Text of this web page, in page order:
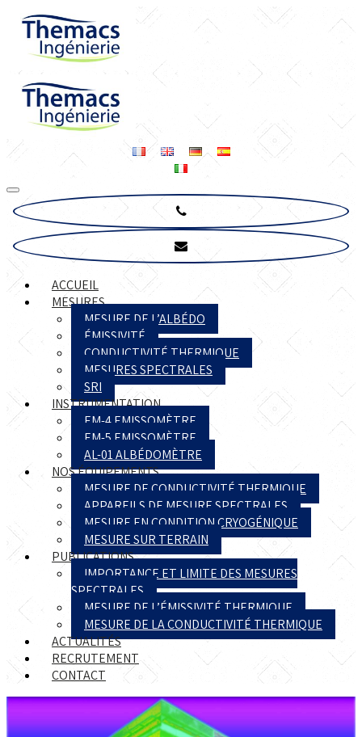
ACCUEIL
MESURES
MESURE DE L’ALBÉDO
ÉMISSIVITÉ
CONDUCTIVITÉ THERMIQUE
MESURES SPECTRALES
SRI
INSTRUMENTATION
EM-4 EMISSOMÈTRE
EM-5 EMISSOMÈTRE
AL-01 ALBÉDOMÈTRE
NOS ÉQUIPEMENTS
MESURE DE CONDUCTIVITÉ THERMIQUE
APPAREILS DE MESURE SPECTRALES
MESURE EN CONDITION CRYOGÉNIQUE
MESURE SUR TERRAIN
PUBLICATIONS
IMPORTANCE ET LIMITE DES MESURES
SPECTRALES
MESURE DE L’ÉMISSIVITÉ THERMIQUE
MESURE DE LA CONDUCTIVITÉ THERMIQUE
ACTUALITÉS
RECRUTEMENT
CONTACT